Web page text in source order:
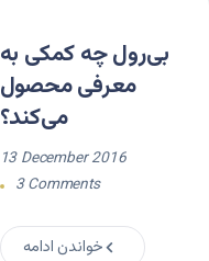
بی‌رول چه کمکی به
معرفی محصول
می‌کند؟
13 December 2016
3 Comments
خواندن ادامه